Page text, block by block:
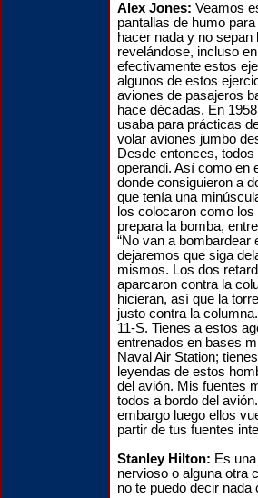
Alex Jones: Veamos
pantallas de humo
hacer nada y no
revelándose, incluso
efectivamente estos
algunos de estos
aviones de pasajeros
hace décadas. En
usaba para prácticas
volar aviones jumbo
Desde entonces,
operandi. Así como en
donde consiguieron a
que tenía una
los colocaron como
prepara la bomba,
“No van a bombardear
dejaremos que siga
mismos. Los dos
aparcaron contra la
hicieran, así que la
justo contra la
11-S. Tienes a estos
entrenados en bases
Naval Air Station;
leyendas de estos
del avión. Mis fuentes
todos a bordo del
embargo luego ellos
partir de tus fuentes
Stanley Hilton: Es
nervioso o alguna otra
no te puedo decir nada